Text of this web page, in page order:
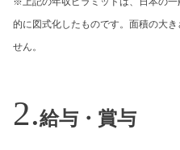
的に図式化したものです。面積の大
せん。
給与・賞与